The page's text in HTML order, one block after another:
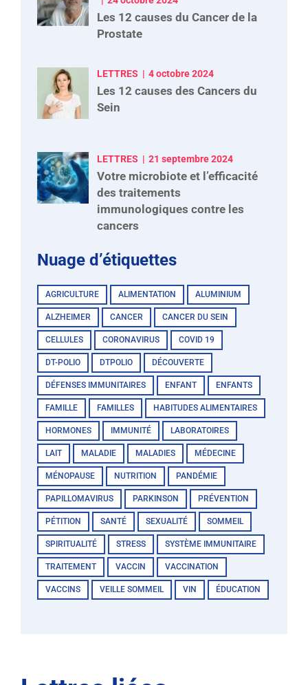
Les 12 causes du Cancer de la
Prostate
LETTRES 4 octobre 2024
Les 12 causes des Cancers du
Sein
LETTRES 21 septembre 2024
Votre microbiote et l’efficacité
des traitements
immunologiques contre les
cancers
Nuage d’étiquettes
AGRICULTURE ALIMENTATION ALUMINIUM
ALZHEIMER CANCER CANCER DU SEIN
CELLULES CORONAVIRUS COVID 19
DT-POLIO DTPOLIO DÉCOUVERTE
DÉFENSES IMMUNITAIRES ENFANT ENFANTS
FAMILLE FAMILLES HABITUDES ALIMENTAIRES
HORMONES IMMUNITÉ LABORATOIRES
LAIT MALADIE MALADIES MÉDECINE
MÉNOPAUSE NUTRITION PANDÉMIE
PAPILLOMAVIRUS PARKINSON PRÉVENTION
PÉTITION SANTÉ SEXUALITÉ SOMMEIL
SPIRITUALITÉ STRESS SYSTÈME IMMUNITAIRE
TRAITEMENT VACCIN VACCINATION
VACCINS VEILLE SOMMEIL VIN ÉDUCATION